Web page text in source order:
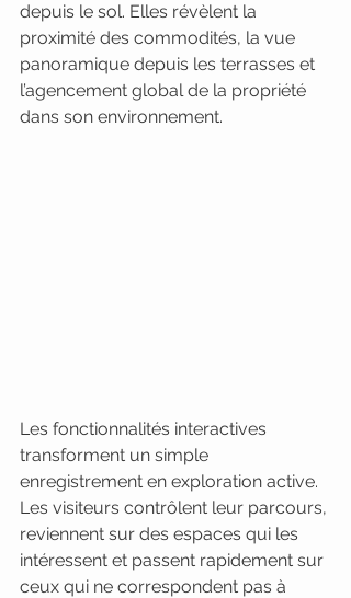
depuis le sol. Elles révèlent la
proximité des commodités, la vue
panoramique depuis les terrasses et
l’agencement global de la propriété
dans son environnement.
Les fonctionnalités interactives
transforment un simple
enregistrement en exploration active.
Les visiteurs contrôlent leur parcours,
reviennent sur des espaces qui les
intéressent et passent rapidement sur
ceux qui ne correspondent pas à